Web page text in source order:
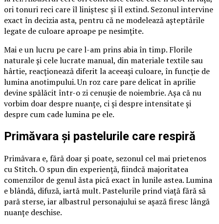
ori tonuri reci care îl liniștesc și îl extind. Sezonul intervine
exact în decizia asta, pentru că ne modelează așteptările
legate de culoare aproape pe nesimțite.
Mai e un lucru pe care l-am prins abia în timp. Florile
naturale și cele lucrate manual, din materiale textile sau
hârtie, reacționează diferit la aceeași culoare, în funcție de
lumina anotimpului. Un roz care pare delicat în aprilie
devine spălăcit într-o zi cenușie de noiembrie. Așa că nu
vorbim doar despre nuanțe, ci și despre intensitate și
despre cum cade lumina pe ele.
Primăvara și pastelurile care respiră
Primăvara e, fără doar și poate, sezonul cel mai prietenos
cu Stitch. O spun din experiență, fiindcă majoritatea
comenzilor de genul ăsta pică exact în lunile astea. Lumina
e blândă, difuză, iartă mult. Pastelurile prind viață fără să
pară sterse, iar albastrul personajului se așază firesc lângă
nuanțe deschise.